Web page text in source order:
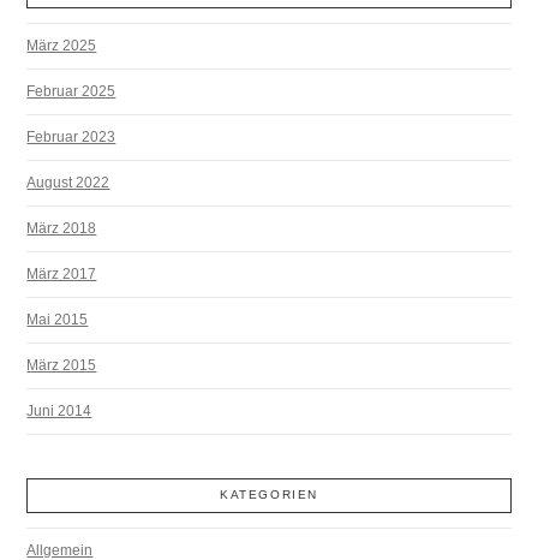
März 2025
Februar 2025
Februar 2023
August 2022
März 2018
März 2017
Mai 2015
März 2015
Juni 2014
KATEGORIEN
Allgemein